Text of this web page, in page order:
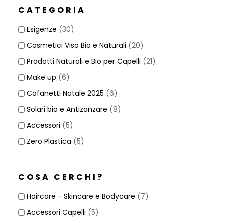
CATEGORIA
Esigenze (30)
Cosmetici Viso Bio e Naturali (20)
Prodotti Naturali e Bio per Capelli (21)
Make up (6)
Cofanetti Natale 2025 (6)
Solari bio e Antizanzare (8)
Accessori (5)
Zero Plastica (5)
COSA CERCHI?
Haircare - Skincare e Bodycare (7)
Accessori Capelli (5)